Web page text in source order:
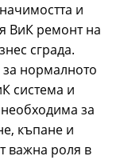
и
ВиК ремонт на
сграда.
нормалното
система и
за
къпане и
важна роля в